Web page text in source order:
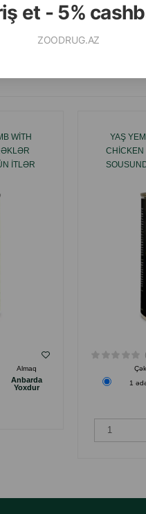
et - 5%
ZOODRUG.AZ
ALMAQ
WITH
ITLƏR
Almaq
Anbarda
Yoxdur
YAŞ
1